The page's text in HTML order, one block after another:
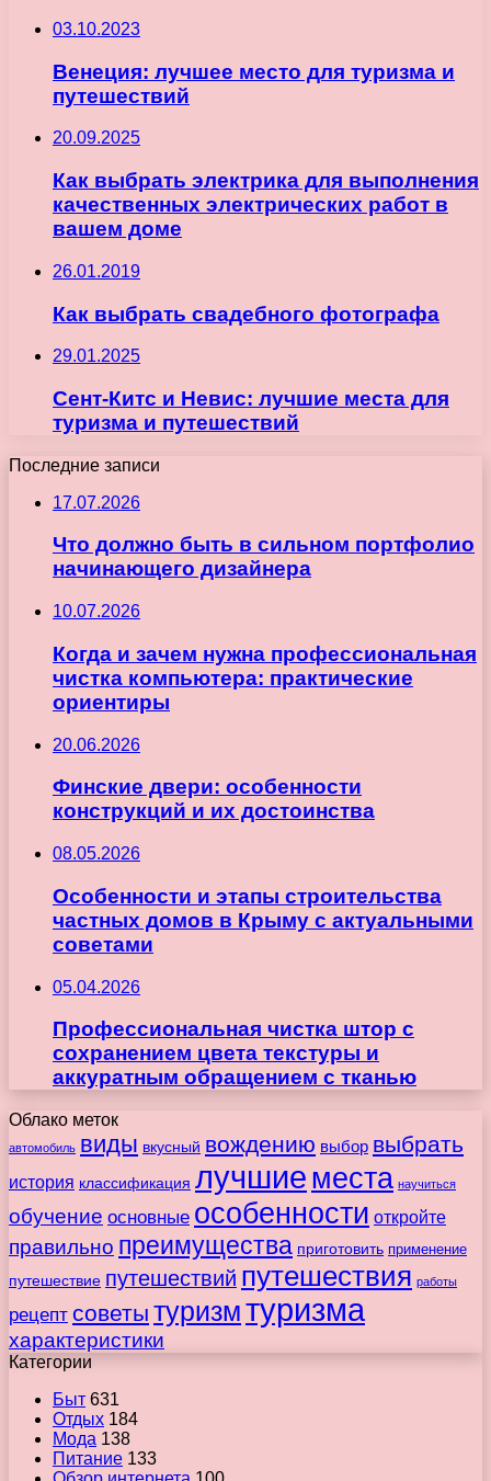
03.10.2023
Венеция: лучшее место для туризма и
путешествий
20.09.2025
Как выбрать электрика для выполнения
качественных электрических работ в
вашем доме
26.01.2019
Как выбрать свадебного фотографа
29.01.2025
Сент-Китс и Невис: лучшие места для
туризма и путешествий
Последние записи
17.07.2026
Что должно быть в сильном портфолио
начинающего дизайнера
10.07.2026
Когда и зачем нужна профессиональная
чистка компьютера: практические
ориентиры
20.06.2026
Финские двери: особенности
конструкций и их достоинства
08.05.2026
Особенности и этапы строительства
частных домов в Крыму с актуальными
советами
05.04.2026
Профессиональная чистка штор с
сохранением цвета текстуры и
аккуратным обращением с тканью
Облако меток
автомобиль виды вкусный вождению выбор выбрать
история классификация лучшиеместа научиться
обучение основные особенности откройте
правильно преимущества приготовить применение
путешествие путешествий путешествия работы
рецепт советы туризмтуризма
характеристики
Категории
Быт 631
Отдых 184
Мода 138
Питание 133